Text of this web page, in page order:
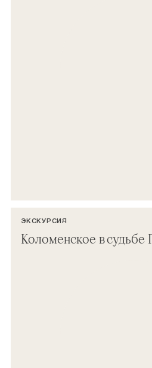
ЭКСКУРСИЯ
Коломенское в судьбе